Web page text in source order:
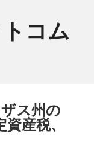
コム
ス州の
産税、